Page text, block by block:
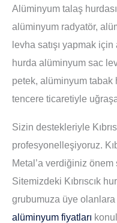
Alüminyum talaş
alüminyum radyatör,
levha satışı yapmak
hurda alüminyum sac
petek, alüminyum tabak
tencere ticaretiyle
Sizin destekleriyle
profesyonelleşiyoruz.
Metal’a verdiğiniz önem
Sitemizdeki Kıbrıscık
grubumuza üye
alüminyum fiyatları